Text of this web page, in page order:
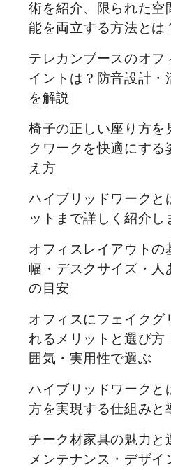
術を紹介、限られた空
能を両立する方法とは
テレカンブースのオフ
イントは？防音設計・
を解説
椅子の正しい座り方を
クワークを快適にする
え方
ハイブリッドワークと
ットまで詳しく紹介し
オフィスレイアウトの
幅・デスクサイズ・人
の目安
オフィスにフェイクグ
れるメリットと選び方
囲気・実用性で選ぶ
ハイブリッドワークと
方を実現する仕組みと
チーク材家具の魅力と
メンテナンス・デザイ